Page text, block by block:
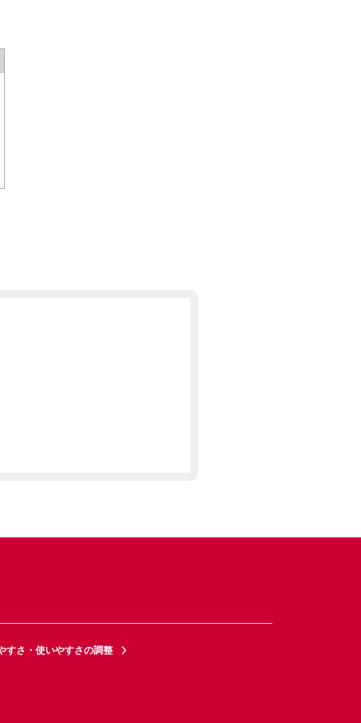
すさ・使いやすさの調整